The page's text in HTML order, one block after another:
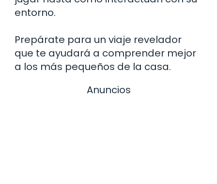
entorno.
Prepárate para un viaje revelador
que te ayudará a comprender mejor
a los más pequeños de la casa.
Anuncios